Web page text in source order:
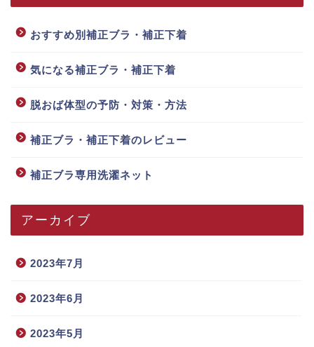
おすすめ別補正ブラ・補正下着
気になる補正ブラ・補正下着
脱おば体型の予防・対策・方法
補正ブラ・補正下着のレビュー
補正ブラ専用洗濯ネット
アーカイブ
2023年7月
2023年6月
2023年5月